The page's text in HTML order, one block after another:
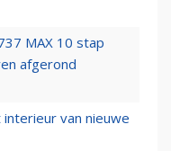
MAX 10 stap
afgerond
van nieuwe